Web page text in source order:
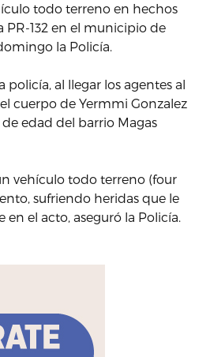
todo terreno en hechos
PR-132 en el municipio de
la Policía.
policía, al llegar los agentes al
cuerpo de Yermmi Gonzalez
edad del barrio Magas
vehículo todo terreno (four
sufriendo heridas que le
el acto, aseguró la Policía.